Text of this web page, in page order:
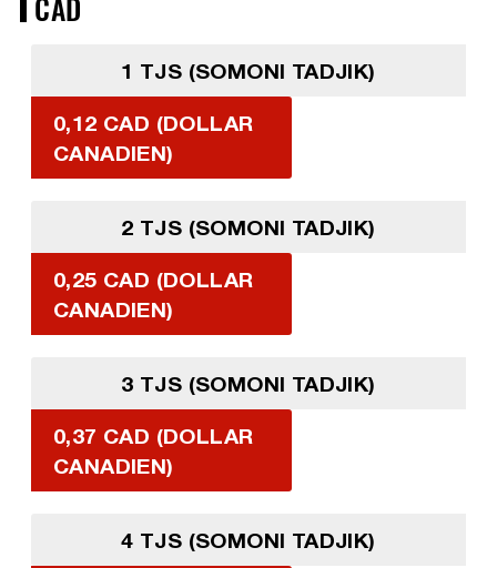
1 TJS (SOMONI TADJIK)
0,12 CAD (DOLLAR
CANADIEN)
2 TJS (SOMONI TADJIK)
0,25 CAD (DOLLAR
CANADIEN)
3 TJS (SOMONI TADJIK)
0,37 CAD (DOLLAR
CANADIEN)
4 TJS (SOMONI TADJIK)